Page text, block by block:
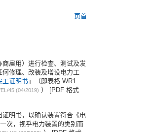
页首
雇用）进行检查、测试及发
修理、改装及增设电力工
工证明书 」（即表格 WR1
45 (04/2019) ） [PDF 格式
明书，以确认装置符合《电
次，视乎电力装置的类别而